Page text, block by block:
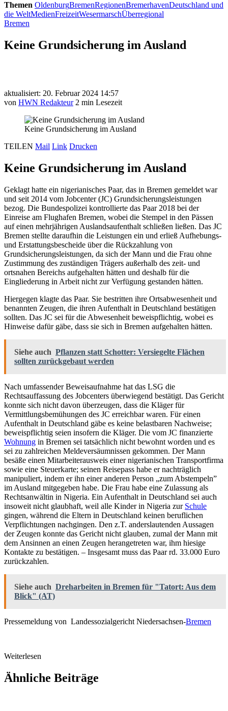
Themen OldenburgBremenRegionenBremerhavenDeutschland und
die WeltMedienFreizeitWesermarschÜberregional
Bremen
Keine Grundsicherung im Ausland
aktualisiert: 20. Februar 2024 14:57
von HWN Redakteur 2 min Lesezeit
Keine Grundsicherung im Ausland
TEILEN Mail Link Drucken
Keine Grundsicherung im Ausland
Geklagt hatte ein nigerianisches Paar, das in Bremen gemeldet war
und seit 2014 vom Jobcenter (JC) Grundsicherungsleistungen
bezog. Die Bundespolizei kontrollierte das Paar 2018 bei der
Einreise am Flughafen Bremen, wobei die Stempel in den Pässen
auf einen mehrjährigen Auslandsaufenthalt schließen ließen. Das JC
Bremen stellte daraufhin die Leistungen ein und erließ Aufhebungs-
und Erstattungsbescheide über die Rückzahlung von
Grundsicherungsleistungen, da sich der Mann und die Frau ohne
Zustimmung des zuständigen Trägers außerhalb des zeit- und
ortsnahen Bereichs aufgehalten hätten und deshalb für die
Eingliederung in Arbeit nicht zur Verfügung gestanden hätten.
Hiergegen klagte das Paar. Sie bestritten ihre Ortsabwesenheit und
benannten Zeugen, die ihren Aufenthalt in Deutschland bestätigen
sollten. Das JC sei für die Abwesenheit beweispflichtig, wobei es
Hinweise dafür gäbe, dass sie sich in Bremen aufgehalten hätten.
Siehe auch Pflanzen statt Schotter: Versiegelte Flächen
sollten zurückgebaut werden
Nach umfassender Beweisaufnahme hat das LSG die
Rechtsauffassung des Jobcenters überwiegend bestätigt. Das Gericht
konnte sich nicht davon überzeugen, dass die Kläger für
Vermittlungsbemühungen des JC erreichbar waren. Für einen
Aufenthalt in Deutschland gäbe es keine belastbaren Nachweise;
beweispflichtig seien insofern die Kläger. Die vom JC finanzierte
Wohnung in Bremen sei tatsächlich nicht bewohnt worden und es
sei zu zahlreichen Meldeversäumnissen gekommen. Der Mann
besäße einen Mitarbeiterausweis einer nigerianischen Transportfirma
sowie eine Steuerkarte; seinen Reisepass habe er nachträglich
manipuliert, indem er ihn einer anderen Person „zum Abstempeln”
im Ausland mitgegeben habe. Die Frau habe eine Zulassung als
Rechtsanwältin in Nigeria. Ein Aufenthalt in Deutschland sei auch
insoweit nicht glaubhaft, weil alle Kinder in Nigeria zur Schule
gingen, während die Eltern in Deutschland keinen beruflichen
Verpflichtungen nachgingen. Den z.T. anderslautenden Aussagen
der Zeugen konnte das Gericht nicht glauben, zumal der Mann mit
dem Ansinnen an einen Zeugen herangetreten war, ihm hiesige
Kontakte zu bestätigen. – Insgesamt muss das Paar rd. 33.000 Euro
zurückzahlen.
Siehe auch Dreharbeiten in Bremen für "Tatort: Aus dem
Blick" (AT)
Pressemeldung von Landessozialgericht Niedersachsen-Bremen
Weiterlesen
Ähnliche Beiträge